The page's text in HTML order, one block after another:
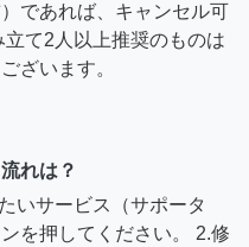
であれば、キャンセル可
て2人以上推奨のものは
ざいます。
れは？
いサービス（サポータ
を押してください。 2.修